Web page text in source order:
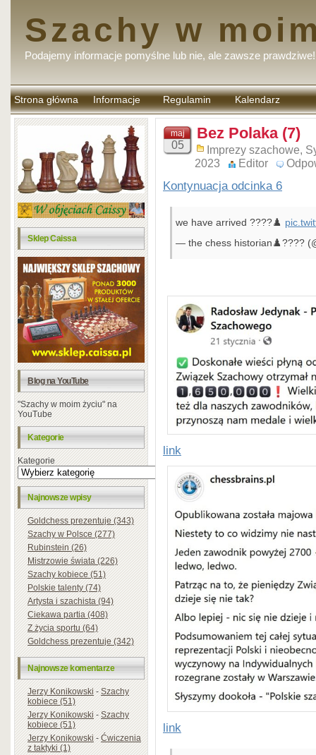
Szachy w
Podajemy informacje pomyślne lub nie, ale zawsze prawdziwe!
Strona główna Informacje Regulamin
komentarzy
Kalendarz
Sklep Caissa
Blog na YouTube
"Szachy w moim życiu" na
YouTube
Kategorie
Kategorie
Najnowsze wpisy
Goldchess prezentuje (343)
Szachy w Polsce (277)
Rubinstein (26)
Mistrzowie świata (226)
Szachy kobiece (51)
Polskie talenty (74)
Artysta i szachista (94)
Ciekawa partia (408)
Z życia sportu (64)
Goldchess prezentuje (342)
Najnowsze komentarze
Jerzy Konikowski-Szachy
kobiece (51)
Jerzy Konikowski-Szachy
kobiece (51)
Jerzy Konikowski-Ćwiczenia
z taktyki (1)
maj
05
Bez Polaka (7)
Imprezy szachowe,
2023
Editor
Kontynuacja odcinka 6
we have arrived ????♟️
— the chess historian♟️????
link
link